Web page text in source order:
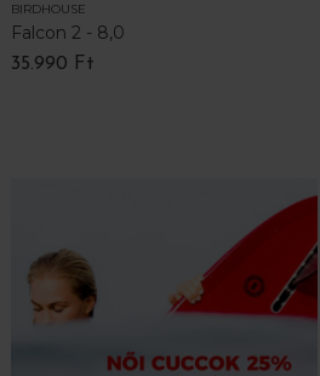
BIRDHOUSE
Falcon 2 - 8,0
35.990 Ft